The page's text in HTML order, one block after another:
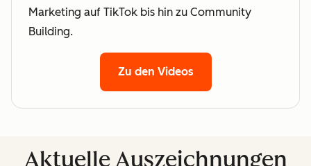
Marketing auf TikTok bis hin zu Community
Building.
Zu den Videos
Aktuelle Auszeichnungen